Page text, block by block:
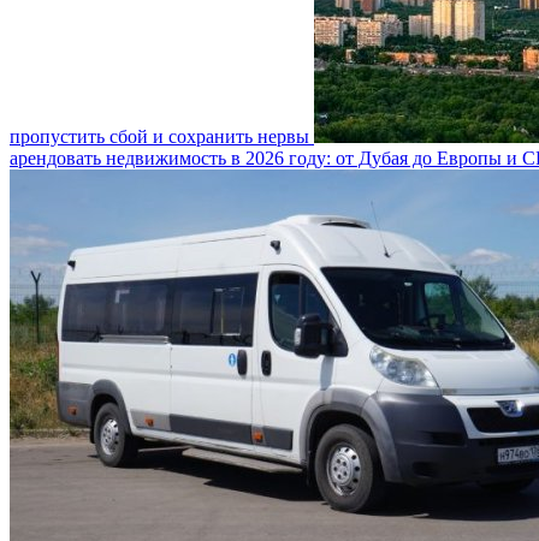
пропустить сбой и сохранить нервы
арендовать недвижимость в 2026 году: от Дубая до Европы и